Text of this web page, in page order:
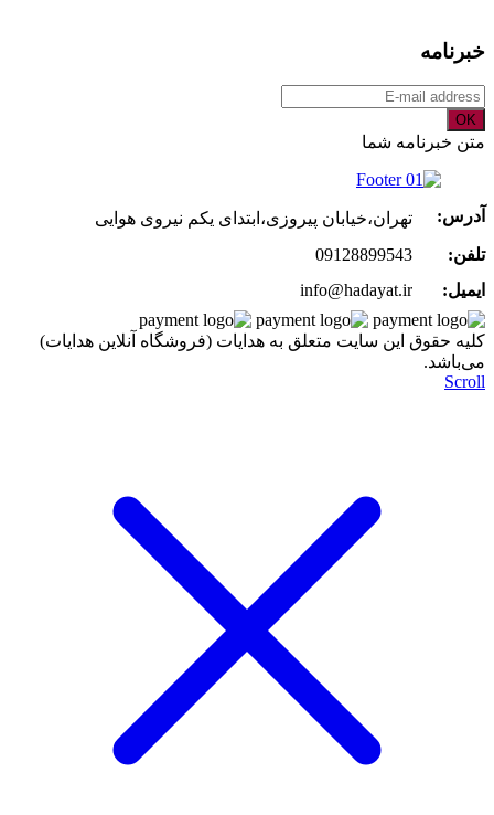
خبرنامه
OK
متن خبرنامه شما
آدرس:
تهران،خیابان پیروزی،ابتدای یکم نیروی هوایی
تلفن:
09128899543
ایمیل:
info@hadayat.ir
کليه حقوق اين سايت متعلق به هدایات (فروشگاه آنلاین هدایات)
می‌باشد.
Scroll